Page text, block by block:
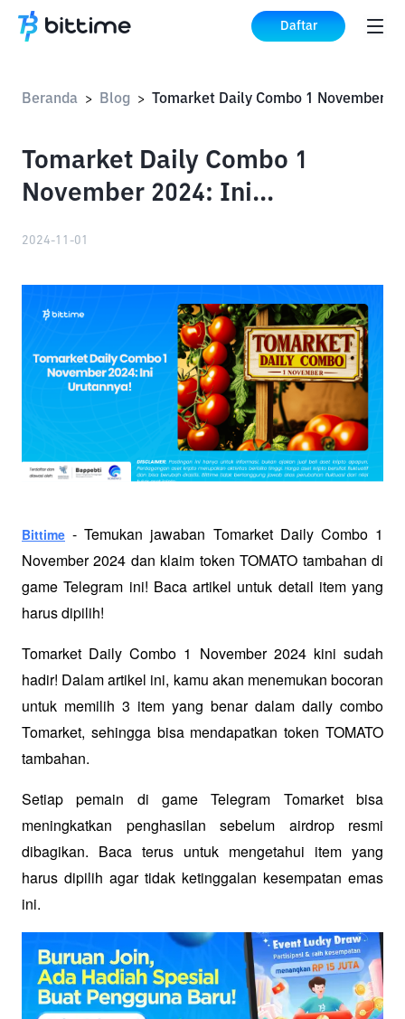
Daftar
Beranda > Blog >
Tomarket Daily Combo 1
November 2024: Ini
2024-11-01
Bittime - Temukan jawaban Tomarket Daily Combo 1
November 2024 dan klaim token TOMATO tambahan di
game Telegram ini! Baca artikel untuk detail item yang
harus dipilih!
Tomarket Daily Combo 1 November 2024 kini sudah
hadir! Dalam artikel ini, kamu akan menemukan bocoran
untuk memilih 3 item yang benar dalam daily combo
Tomarket, sehingga bisa mendapatkan token TOMATO
tambahan.
Setiap pemain di game Telegram Tomarket bisa
meningkatkan penghasilan sebelum airdrop resmi
dibagikan. Baca terus untuk mengetahui item yang
harus dipilih agar tidak ketinggalan kesempatan emas
ini.